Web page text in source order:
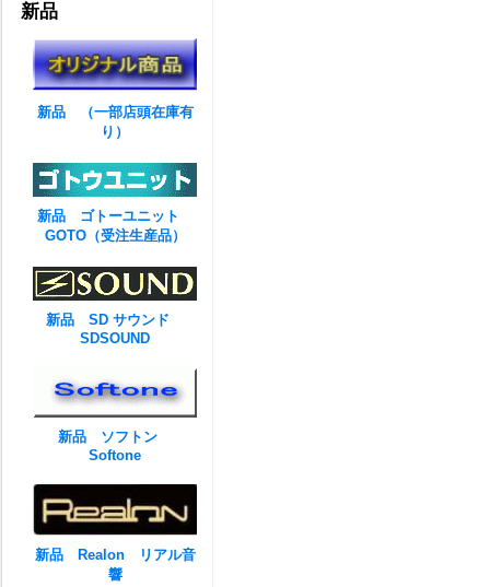
新品
新品 （一部店頭在庫有
り）
新品 ゴトーユニット
GOTO（受注生産品）
新品 SD サウンド
SDSOUND
新品 ソフトン
Softone
新品 Realon リアル音
響